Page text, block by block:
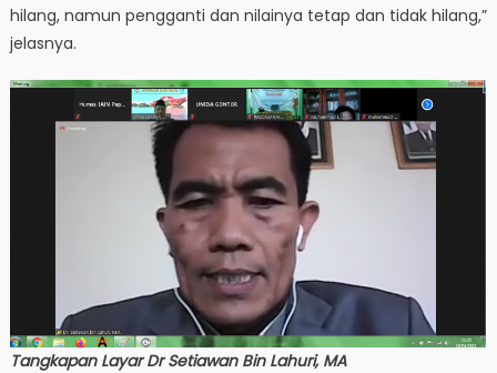
hilang, namun pengganti dan nilainya tetap dan tidak hilang,”
jelasnya.
Tangkapan Layar Dr Setiawan Bin Lahuri, MA